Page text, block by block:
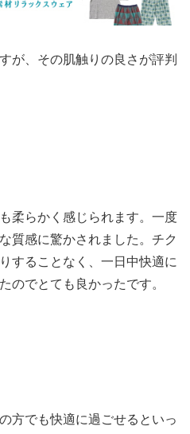
が、その肌触りの良さが評判
柔らかく感じられます。一度
質感に驚かされました。チク
することなく、一日中快適に
のでとても良かったです。
方でも快適に過ごせるといっ